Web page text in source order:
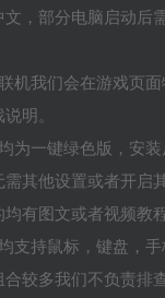
，部分电脑启动后
机我们会在游戏页
明。
为一键绿色版，安
其他设置或者开启
有图文或者视频教
支持鼠标，键盘，
较多我们不负责排